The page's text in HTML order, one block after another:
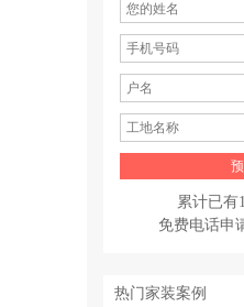
累计已有
免费电话申
热门家装案例